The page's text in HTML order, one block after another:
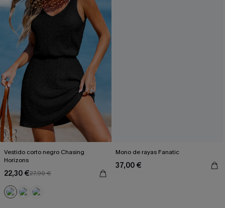
Vestido corto negro Chasing
Horizons
22,30 €27,90 €
Mono de rayas Fanatic
37,00 €